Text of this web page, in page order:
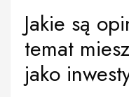
Jakie są
temat
jako